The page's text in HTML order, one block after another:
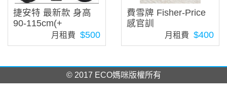
捷安特 最新款 身高
90-115cm(+
月租費 $500
費雪牌 Fisher-Price
感官訓
月租費 $400
© 2017 ECO媽咪版權所有